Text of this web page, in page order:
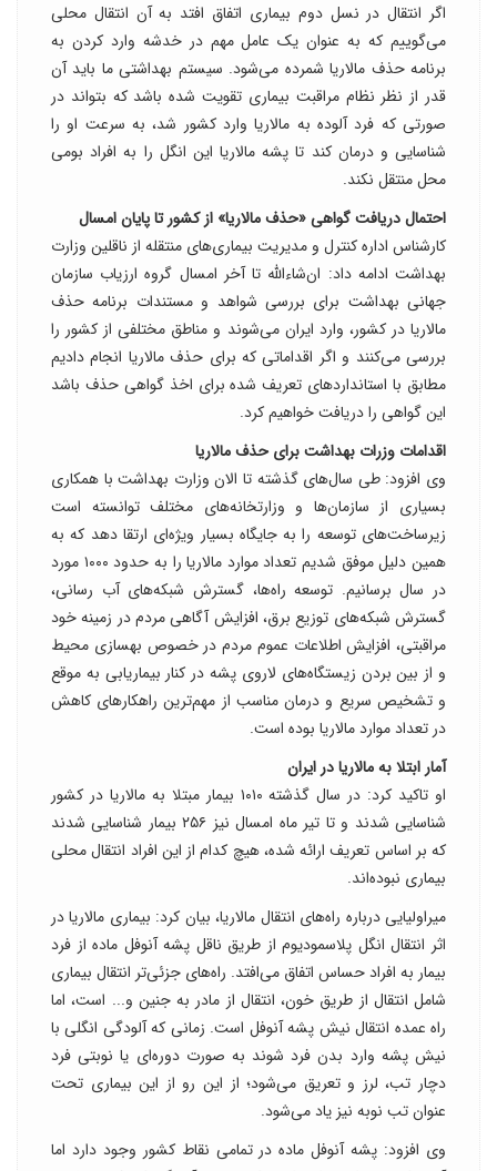
اگر انتقال در نسل دوم بیماری اتفاق افتد به‌ آن انتقال محلی
می‌گوییم که به عنوان یک عامل مهم در خدشه وارد کردن به
برنامه حذف مالاریا شمرده می‌شود. سیستم بهداشتی ما باید آن
قدر از نظر نظام مراقبت بیماری تقویت شده باشد که بتواند در
صورتی که فرد آلوده به مالاریا وارد کشور شد، به سرعت او را
شناسایی و درمان کند تا پشه مالاریا این انگل را به افراد بومی
محل منتقل نکند.
احتمال دریافت گواهی «حذف مالاریا» از کشور تا پایان امسال
کارشناس اداره کنترل و مدیریت بیماری‌های منتقله از ناقلین وزارت
بهداشت ادامه داد: ان‌شاءالله تا آخر امسال گروه ارزیاب سازمان
جهانی بهداشت برای بررسی شواهد و مستندات برنامه حذف
مالاریا در کشور، وارد ایران می‌شوند و مناطق مختلفی از کشور را
بررسی می‌کنند و اگر اقداماتی که برای حذف مالاریا انجام دادیم
مطابق با استانداردهای تعریف شده برای اخذ گواهی حذف باشد
این گواهی را دریافت خواهیم کرد.
اقدامات وزرات بهداشت برای حذف مالاریا
وی افزود: طی سال‌های گذشته تا الان وزارت بهداشت با همکاری
بسیاری از سازمان‌ها و وزارتخانه‌های مختلف توانسته است
زیرساخت‌های توسعه را به جایگاه بسیار ویژه‌ای ارتقا دهد که به
همین دلیل موفق شدیم تعداد موارد مالاریا را به حدود ۱۰۰۰ مورد
در سال برسانیم. توسعه راه‌ها، گسترش شبکه‌های آب رسانی،
گسترش شبکه‌های توزیع برق، افزایش آگاهی‌ مردم در زمینه خود
مراقبتی، افزایش اطلاعات عموم مردم در خصوص بهسازی محیط
و از بین بردن زیستگاه‌های لاروی پشه در کنار بیماریابی به موقع
و تشخیص سریع و درمان مناسب از مهم‌ترین راهکارهای کاهش
در تعداد موارد مالاریا بوده است.
آمار ابتلا به مالاریا در ایران
او تاکید کرد: در سال گذشته ۱۰۱۰ بیمار مبتلا به مالاریا در کشور
شناسایی شدند و تا تیر ماه امسال نیز ۲۵۶ بیمار شناسایی شدند
که بر اساس تعریف ارائه شده، هیچ کدام از این افراد انتقال محلی
بیماری نبوده‌اند.
میراولیایی درباره راه‌های انتقال مالاریا، بیان کرد: بیماری مالاریا در
اثر انتقال انگل پلاسمودیوم از طریق ناقل پشه آنوفل ماده از فرد
بیمار به افراد حساس اتفاق می‌افتد. راه‌های جزئی‌تر انتقال بیماری
شامل انتقال از طریق خون، انتقال از مادر به جنین و... است، اما
راه عمده انتقال نیش پشه آنوفل است. زمانی که آلودگی انگلی با
نیش پشه وارد بدن فرد شوند به صورت دوره‌ای یا نوبتی فرد
دچار تب،‌ لرز و تعریق می‌شود؛ از این رو از این بیماری تحت
عنوان تب نوبه نیز یاد می‌شود.
وی افزود: پشه آنوفل ماده در تمامی نقاط کشور وجود دارد اما